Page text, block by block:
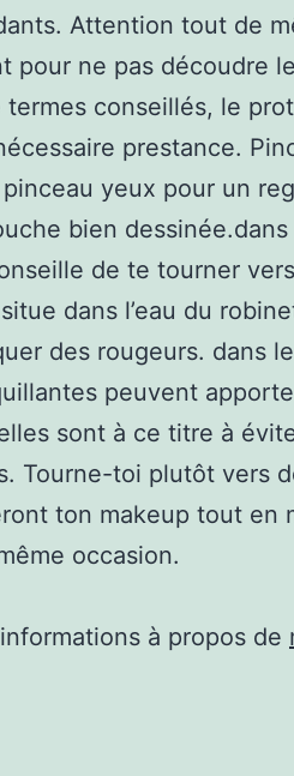
Attention tout de
pour ne pas découdre
termes conseillés, le
prestance.
yeux pour un
bien
de te tourner
dans l’eau du
des rougeurs. dans
peuvent
sont à ce titre à
Tourne-toi plutôt vers
ton makeup tout en
occasion.
à propos de